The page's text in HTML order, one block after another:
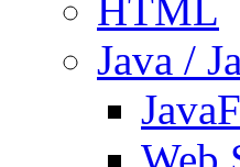
HTML
Java /